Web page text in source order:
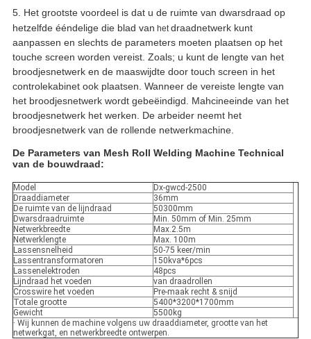
5. Het grootste voordeel is dat u de ruimte van dwarsdraad op
hetzelfde ééndelige die blad van hetdraadnetwerk kunt
aanpassen en slechts de parameters moeten plaatsen op het
touche screen worden vereist. Zoals; u kunt de lengte van het
broodjesnetwerk en de maaswijdte door touch screen in het
controlekabinet ook plaatsen. Wanneer de vereiste lengte van
het broodjesnetwerk wordt gebeëindigd. Mahcineeinde van het
broodjesnetwerk het werken. De arbeider neemt het
broodjesnetwerk van de rollende netwerkmachine.
De Parameters van Mesh Roll Welding Machine Technical
van de bouwdraad:
Model
Dx-gwcd-2500
Draaddiameter
36mm
De ruimte van de lijndraad
50300mm
Dwarsdraadruimte
Min. 50mm of Min. 25mm
Netwerkbreedte
Max.2.5m
Netwerklengte
Max. 100m
Lassensnelheid
50-75 keer/min
Lassentransformatoren
150kva*6pcs
Lassenelektroden
48pcs
Lijndraad het voeden
van draadrollen
Crosswire het voeden
Pre-maak recht & snijd
Totale grootte
5400*3200*1700mm
Gewicht
5500kg
· Wij kunnen de machine volgens uw draaddiameter, grootte van het
netwerkgat, en netwerkbreedte ontwerpen.